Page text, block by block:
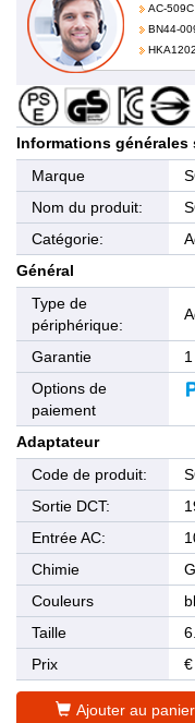
AC-509C
BN44-
Informations
Marque
Nom du produit:
Catégorie:
Général
Type de
périphérique:
Garantie
Options de
paiement
Adaptateur
Code de produit:
Sortie DCT:
Entrée AC:
Chimie
Couleurs
Taille
Prix
€
Ajouter au panier